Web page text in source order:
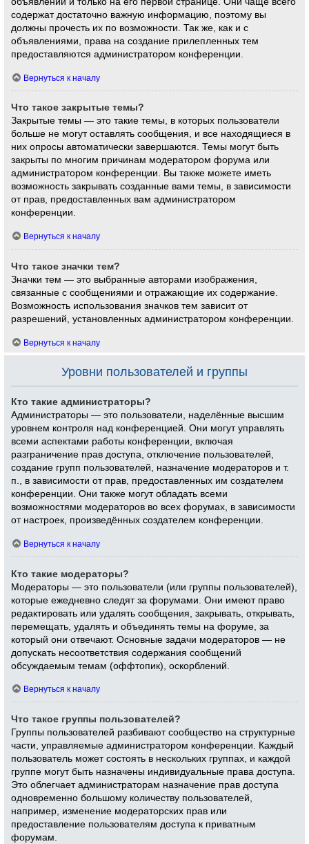
содержат достаточно важную информацию, поэтому вы
должны прочесть их по возможности. Так же, как и с
объявлениями, права на создание прилепленных тем
предоставляются администратором конференции.
Вернуться к началу
Что такое закрытые темы?
Закрытые темы — это такие темы, в которых пользователи
больше не могут оставлять сообщения, и все находящиеся в
них опросы автоматически завершаются. Темы могут быть
закрыты по многим причинам модератором форума или
администратором конференции. Вы также можете иметь
возможность закрывать созданные вами темы, в зависимости
от прав, предоставленных вам администратором
конференции.
Вернуться к началу
Что такое значки тем?
Значки тем — это выбранные авторами изображения,
связанные с сообщениями и отражающие их содержание.
Возможность использования значков тем зависит от
разрешений, установленных администратором конференции.
Вернуться к началу
Уровни пользователей и группы
Кто такие администраторы?
Администраторы — это пользователи, наделённые высшим
уровнем контроля над конференцией. Они могут управлять
всеми аспектами работы конференции, включая
разграничение прав доступа, отключение пользователей,
создание групп пользователей, назначение модераторов и т.
п., в зависимости от прав, предоставленных им создателем
конференции. Они также могут обладать всеми
возможностями модераторов во всех форумах, в зависимости
от настроек, произведённых создателем конференции.
Вернуться к началу
Кто такие модераторы?
Модераторы — это пользователи (или группы пользователей),
которые ежедневно следят за форумами. Они имеют право
редактировать или удалять сообщения, закрывать, открывать,
перемещать, удалять и объединять темы на форуме, за
который они отвечают. Основные задачи модераторов — не
допускать несоответствия содержания сообщений
обсуждаемым темам (оффтопик), оскорблений.
Вернуться к началу
Что такое группы пользователей?
Группы пользователей разбивают сообщество на структурные
части, управляемые администратором конференции. Каждый
пользователь может состоять в нескольких группах, и каждой
группе могут быть назначены индивидуальные права доступа.
Это облегчает администраторам назначение прав доступа
одновременно большому количеству пользователей,
например, изменение модераторских прав или
предоставление пользователям доступа к приватным
форумам.